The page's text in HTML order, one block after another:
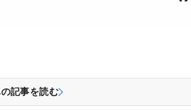
記事を読む